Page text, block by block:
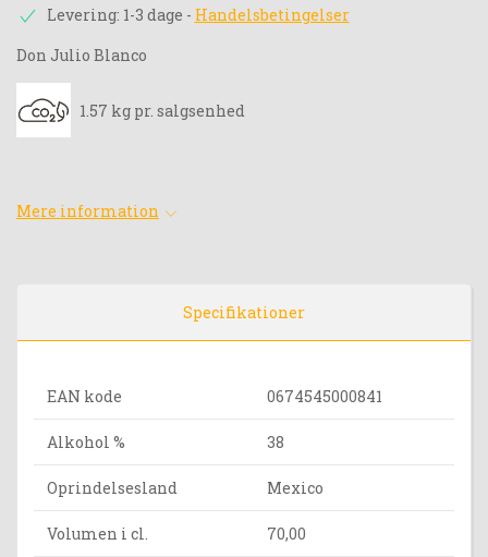
Levering: 1-3 dage - Handelsbetingelser
Don Julio Blanco
1.57 kg pr. salgsenhed
Mere information
Specifikationer
EAN kode 0674545000841
Alkohol % 38
Oprindelsesland Mexico
Volumen i cl. 70,00